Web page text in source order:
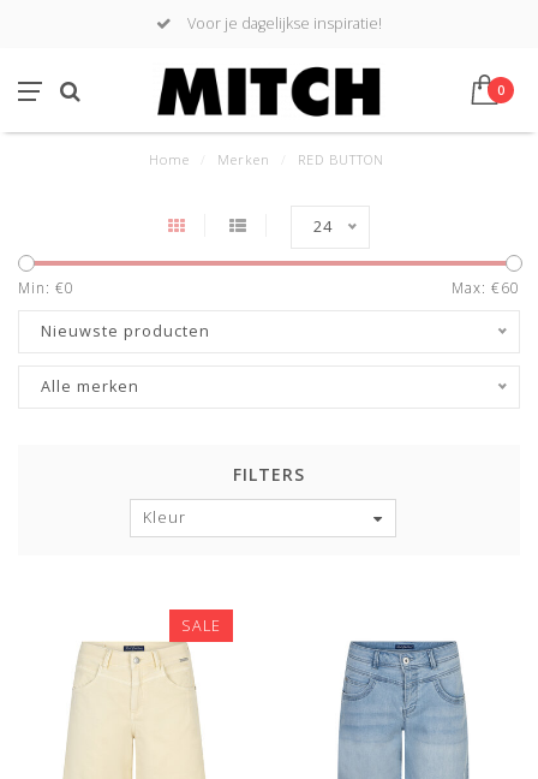
Voor je dagelijkse inspiratie!
0
Home Merken RED BUTTON
24
Min: €0 Max: €60
Nieuwste producten
Alle merken
FILTERS
Kleur
SALE